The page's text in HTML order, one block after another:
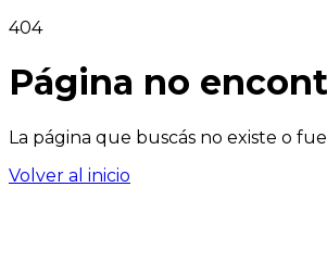
404
Página no
La página que buscás no existe o
Volver al inicio